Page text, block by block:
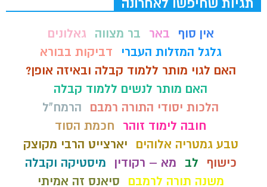
אין סוף באר בר מצווה
גאלונים
גלגל המזלות העברי
דביקות בבורא
האם לגוי מותר ללמוד קבלה ובאיזה אופן?
האם מותר לנשים ללמוד קבלה
הלכות יסודי התורה רמבם
הרמח"ל
חובה לימוד זוהר
חכמת הסוד
טבע גמטריה אלוהים
יארצייט הרבי מקוצק
כישוף
לב מא – רקודין
מיסטיקה וקבלה
משנה תורה לרמבם
סיאנס זה אמיתי